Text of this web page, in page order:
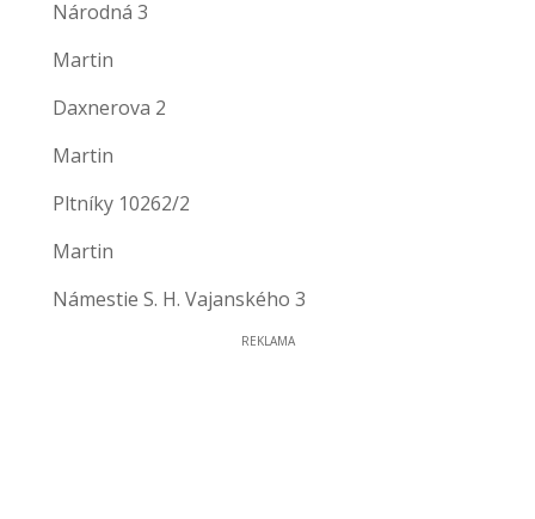
Národná 3
Martin
Daxnerova 2
Martin
Pltníky 10262/2
Martin
Námestie S. H. Vajanského 3
REKLAMA